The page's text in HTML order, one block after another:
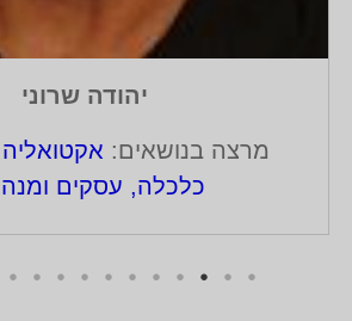
יהודה שרוני
מרצה בנושאים:
כלכלה, עסקים